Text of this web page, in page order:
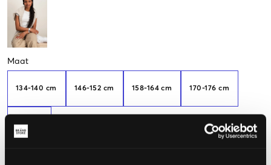
Maat
134-140 cm 146-152 cm 158-164 cm 170-176 cm
182-188